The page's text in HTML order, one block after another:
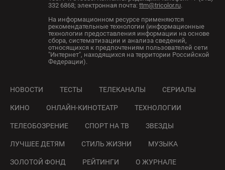
332 6868; электронная почта: ttm@tricolor.ru.
На информационном ресурсе применяются
рекомендательные технологии (информационные
технологии предоставления информации на основе
сбора, систематизации и анализа сведений,
относящихся к предпочтениям пользователей сети
"Интернет", находящихся на территории Российской
Федерации).
НОВОСТИ ТЕСТЫ ТЕЛЕКАНАЛЫ СЕРИАЛЫ
КИНО ОНЛАЙН-КИНОТЕАТР ТЕХНОЛОГИИ
ТЕЛЕОБОЗРЕНИЕ СПОРТ НА ТВ ЗВЕЗДЫ
ЛУЧШЕЕ ДЕТЯМ СТИЛЬ ЖИЗНИ МУЗЫКА
ЗОЛОТОЙ ФОНД РЕЙТИНГИ О ЖУРНАЛЕ